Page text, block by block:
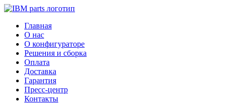
Главная
О нас
О конфигураторе
Решения и сборка
Оплата
Доставка
Гарантия
Пресс-центр
Контакты